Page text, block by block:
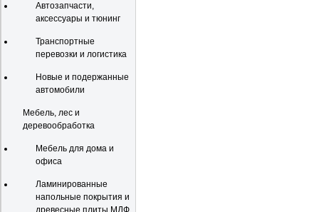
Автозапчасти,
аксессуары и тюнинг
Транспортные
перевозки и логистика
Новые и подержанные
автомобили
Мебель, лес и
деревообработка
Мебель для дома и
офиса
Ламинированные
напольные покрытия и
древесные плиты МДФ,